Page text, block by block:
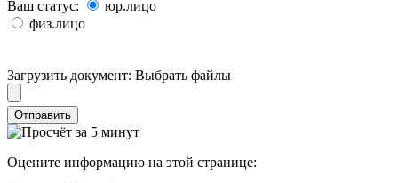
Ваш статус:
юр.лицо
физ.лицо
Загрузить документ: Выбрать файлы
Отправить
Оцените информацию на этой странице: